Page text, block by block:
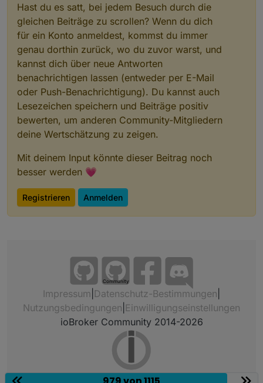
Hast du es satt, bei jedem Besuch durch die
gleichen Beiträge zu scrollen? Wenn du dich
für ein Konto anmeldest, kommst du immer
genau dorthin zurück, wo du zuvor warst, und
kannst dich über neue Antworten
benachrichtigen lassen (entweder per E-Mail
oder Push-Benachrichtigung). Du kannst auch
Lesezeichen speichern und Beiträge positiv
bewerten, um anderen Community-Mitgliedern
deine Wertschätzung zu zeigen.
Mit deinem Input könnte dieser Beitrag noch
besser werden 💗
Registrieren Anmelden
Community
Impressum Datenschutz-Bestimmungen
Nutzungsbedingungen Einwilligungseinstellungen
ioBroker Community 2014-2026